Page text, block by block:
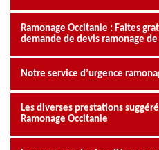
Ramonage Occitanie : Faites
demande de devis ramonage
Notre service d’urgence
Les diverses prestations
Ramonage Occitanie